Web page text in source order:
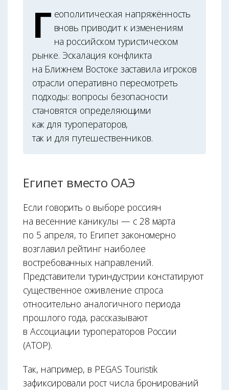
Г еополитическая напряжённость
вновь приводит к изменениям
на российском туристическом
рынке. Эскалация конфликта
на Ближнем Востоке заставила игроков
отрасли оперативно пересмотреть
подходы: вопросы безопасности
становятся определяющими
как для туроператоров,
так и для путешественников.
Египет вместо ОАЭ
Если говорить о выборе россиян
на весенние каникулы — с 28 марта
по 5 апреля, то Египет закономерно
возглавил рейтинг наиболее
востребованных направлений.
Представители туриндустрии констатируют
существенное оживление спроса
относительно аналогичного периода
прошлого года, рассказывают
в Ассоциации туроператоров России
(АТОР).
Так, например, в PEGAS Touristik
зафиксировали рост числа бронирований